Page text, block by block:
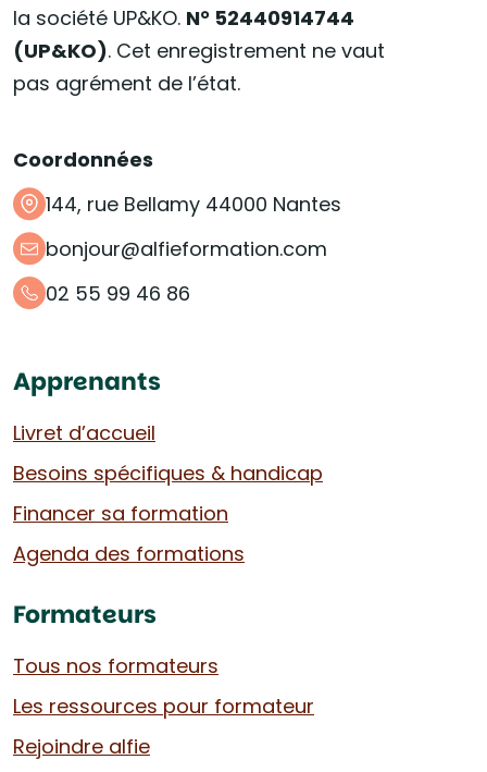
la société UP&KO. N° 52440914744
(UP&KO). Cet enregistrement ne vaut
pas agrément de l’état.
Coordonnées
144, rue Bellamy 44000 Nantes
bonjour@alfieformation.com
02 55 99 46 86
Apprenants
Livret d’accueil
Besoins spécifiques & handicap
Financer sa formation
Agenda des formations
Formateurs
Tous nos formateurs
Les ressources pour formateur
Rejoindre alfie